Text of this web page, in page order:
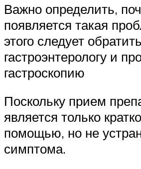
Важно определить,
появляется такая
этого следует
гастроэнтерологу и
гастроскопию
Поскольку прием
является только
помощью, но не
симптома.